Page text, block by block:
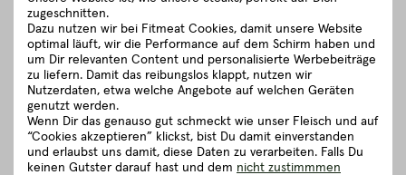
von österreichischen Kleinbauern. Zu unseren klassischen
Rinderrassen zählen Black Angus & Red Angus Rinder sowie
das Pinzgauer Grauvieh und Simmentaler Fleckvieh.
Auf idyllischen Kleinhöfen mit wunderbar weitläufigen Weiden
können unsere Rinder ein richtig feines Leben führen. Ob sie
nun auf den Wiesen grasen, dem Rauschen der Blätter
lauschen oder sich einen kleinen Spaziergang gönnen - es
steht ihnen alles offen.
zugeschnitten.
Dazu nutzen wir bei Fitmeat Cookies, damit unsere Website
optimal läuft, wir die Performance auf dem Schirm haben und
um Dir relevanten Content und personalisierte Werbebeiträge
zu liefern. Damit das reibungslos klappt, nutzen wir
Nutzerdaten, etwa welche Angebote auf welchen Geräten
genutzt werden.
Wenn Dir das genauso gut schmeckt wie unser Fleisch und auf
“Cookies akzeptieren” klickst, bist Du damit einverstanden
und erlaubst uns damit, diese Daten zu verarbeiten. Falls Du
keinen Gutster darauf hast und dem nicht zustimmmen